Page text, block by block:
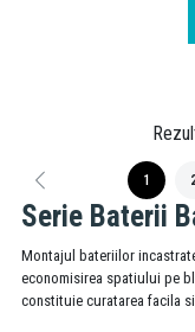
1
Serie Baterii
Montajul bateriilor
economisirea spatiului pe
constituie curatarea facila